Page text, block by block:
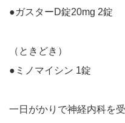
●ガスターD錠20mg 2錠
（ときどき）
●ミノマイシン 1錠
一日がかりで神経内科を